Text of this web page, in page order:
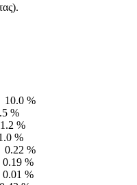
%
%
%
%
%
%
%